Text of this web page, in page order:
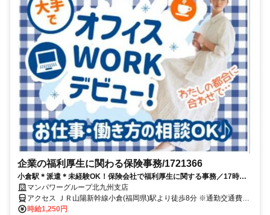
企業の福利厚生に関わる保険事務/1721366
小倉駅＊派遣＊未経験OK！保険会社で福利厚生に関する事務／17時台
退社／開始日：2026/08/24
マンパワーグループ北九州支店
アクセス ＪＲ山陽新幹線小倉(福岡県)駅より徒歩8分 ※通勤交通費支
給あり(規定による)★17時台迄
時給1,250円